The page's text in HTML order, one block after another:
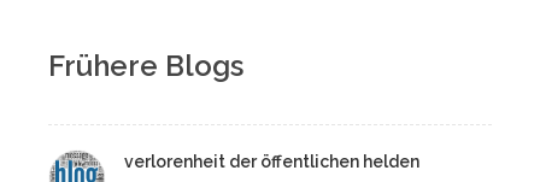
Frühere Blogs
verlorenheit der öffentlichen helden